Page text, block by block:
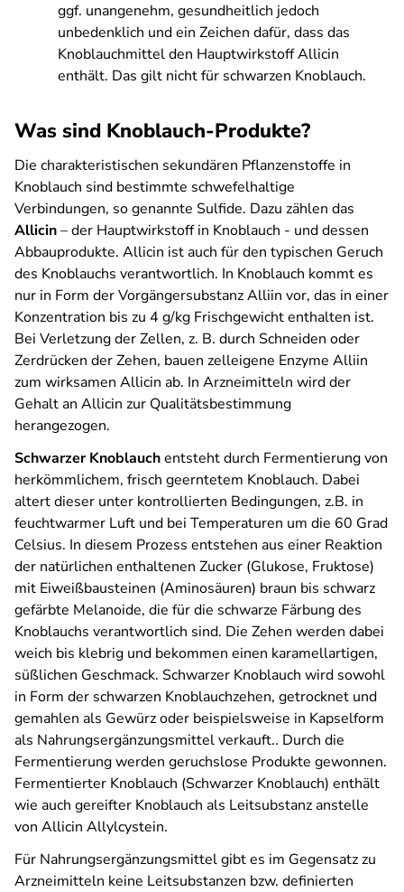
ggf. unangenehm, gesundheitlich jedoch
unbedenklich und ein Zeichen dafür, dass das
Knoblauchmittel den Hauptwirkstoff Allicin
enthält. Das gilt nicht für schwarzen Knoblauch.
Was sind Knoblauch-Produkte?
Die charakteristischen sekundären Pflanzenstoffe in
Knoblauch sind bestimmte schwefelhaltige
Verbindungen, so genannte Sulfide. Dazu zählen das
Allicin– der Hauptwirkstoff in Knoblauch - und dessen
Abbauprodukte. Allicin ist auch für den typischen Geruch
des Knoblauchs verantwortlich. In Knoblauch kommt es
nur in Form der Vorgängersubstanz Alliin vor, das in einer
Konzentration bis zu 4 g/kg Frischgewicht enthalten ist.
Bei Verletzung der Zellen, z. B. durch Schneiden oder
Zerdrücken der Zehen, bauen zelleigene Enzyme Alliin
zum wirksamen Allicin ab. In Arzneimitteln wird der
Gehalt an Allicin zur Qualitätsbestimmung
herangezogen.
Schwarzer Knoblauchentsteht durch Fermentierung von
herkömmlichem, frisch geerntetem Knoblauch. Dabei
altert dieser unter kontrollierten Bedingungen, z.B. in
feuchtwarmer Luft und bei Temperaturen um die 60 Grad
Celsius. In diesem Prozess entstehen aus einer Reaktion
der natürlichen enthaltenen Zucker (Glukose, Fruktose)
mit Eiweißbausteinen (Aminosäuren) braun bis schwarz
gefärbte Melanoide, die für die schwarze Färbung des
Knoblauchs verantwortlich sind. Die Zehen werden dabei
weich bis klebrig und bekommen einen karamellartigen,
süßlichen Geschmack. Schwarzer Knoblauch wird sowohl
in Form der schwarzen Knoblauchzehen, getrocknet und
gemahlen als Gewürz oder beispielsweise in Kapselform
als Nahrungsergänzungsmittel verkauft.. Durch die
Fermentierung werden geruchslose Produkte gewonnen.
Fermentierter Knoblauch (Schwarzer Knoblauch) enthält
wie auch gereifter Knoblauch als Leitsubstanz anstelle
von Allicin Allylcystein.
Für Nahrungsergänzungsmittel gibt es im Gegensatz zu
Arzneimitteln keine Leitsubstanzen bzw. definierten